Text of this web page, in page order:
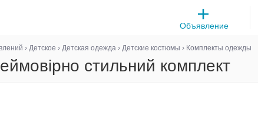
Объявление
› Детское › Детская одежда › Детские костюмы › Комплекты одежды
стильний комплект